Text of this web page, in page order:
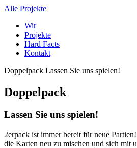
Alle Projekte
Wir
Projekte
Hard Facts
Kontakt
Doppelpack Lassen Sie uns spielen!
Doppelpack
Lassen Sie uns spielen!
2erpack ist immer bereit für neue
die Karten neu zu mischen und sich mit